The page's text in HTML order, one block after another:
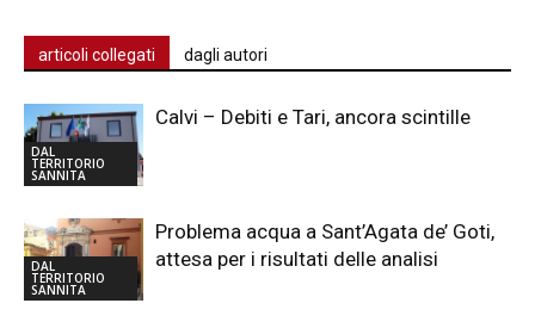
articoli collegati dagli autori
DAL
TERRITORIO
SANNITA
Calvi – Debiti e Tari, ancora scintille
DAL
TERRITORIO
SANNITA
Problema acqua a Sant’Agata de’ Goti,
attesa per i risultati delle analisi